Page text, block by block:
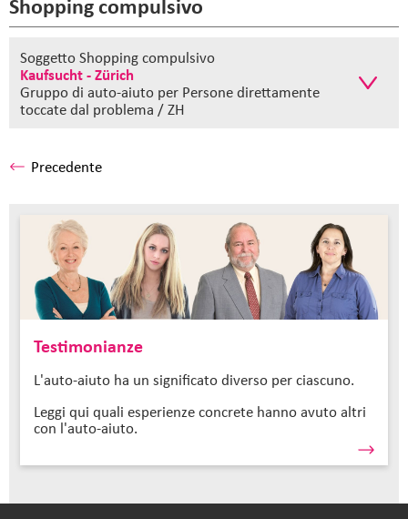
Shopping compulsivo
Soggetto Shopping compulsivo
Kaufsucht - Zürich
Gruppo di auto-aiuto per Persone direttamente
toccate dal problema / ZH
Precedente
Testimonianze
L'auto-aiuto ha un significato diverso per ciascuno.
Leggi qui quali esperienze concrete hanno avuto altri
con l'auto-aiuto.